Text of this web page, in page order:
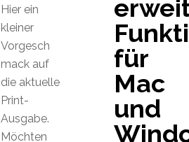
für
Mac
und
Hier ein
kleiner
Vorgesch
mack auf
die aktuelle
Print-
Ausgabe.
Möchten